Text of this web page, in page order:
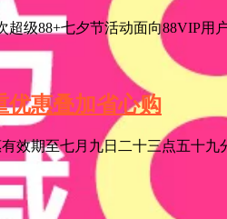
级88+七夕节活动面向88VIP用
优惠叠加省心购
效期至七月九日二十三点五十